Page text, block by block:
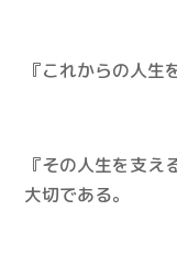
『これからの人生
『その人生を支
大切である。